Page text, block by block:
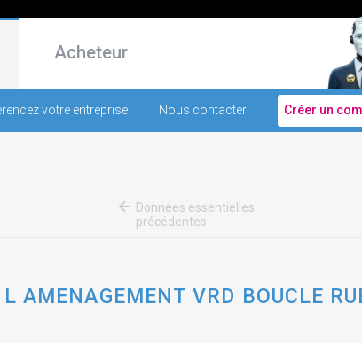
Acheteur
votre entreprise Nous contacter Créer un
Données essentielles
précédentes
AMENAGEMENT VRD BOUCLE